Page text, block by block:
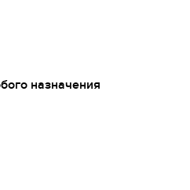
назначения